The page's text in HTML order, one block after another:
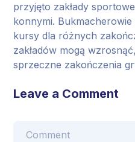
przyjęto zakłady
konnymi.
kursy dla różnych
zakładów mogą
sprzeczne zakończenia
Leave a Comment